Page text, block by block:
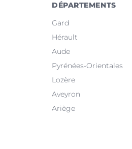
DÉPARTEMENTS
Gard
Hérault
Aude
Pyrénées-Orientales
Lozère
Aveyron
Ariège